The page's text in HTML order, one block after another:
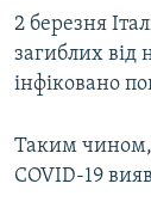
2 березня
загиблих від
інфіковано
Таким чином,
COVID-19